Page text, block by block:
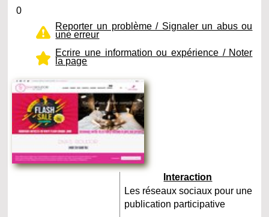
0
Reporter un problème / Signaler un abus ou
une erreur
Ecrire une information ou expérience / Noter
la page
Interaction
Les réseaux sociaux pour une
publication participative